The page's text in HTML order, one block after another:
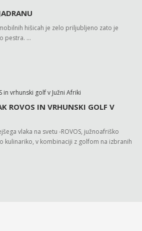
hišicah je zelo priljubljeno zato je
pestra. …
ROVOS IN VRHUNSKI GOLF V
vlaka na svetu -ROVOS, južnoafriško
kulinariko, v kombinaciji z golfom na izbranih